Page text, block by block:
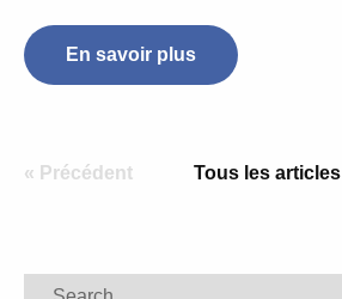
En savoir plus
« Précédent Tous les articles
Search